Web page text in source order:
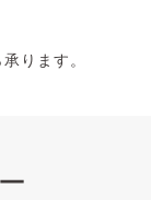
ります。